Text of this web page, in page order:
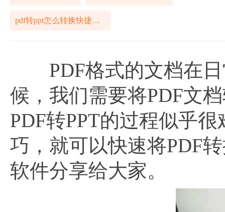
pdf转ppt怎么转换快捷方式
PDF格式的文档在日
候，我们需要将PDF文
PDF转PPT的过程似乎
巧，就可以快速将PDF
软件分享给大家。